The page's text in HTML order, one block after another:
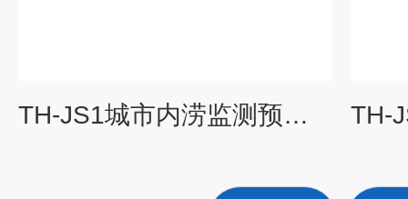
TH-JS1城市内涝监测预警系统